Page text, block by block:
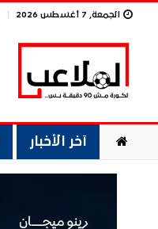
الجمعة, 7 أغسطس 2026
آخر الأخبار